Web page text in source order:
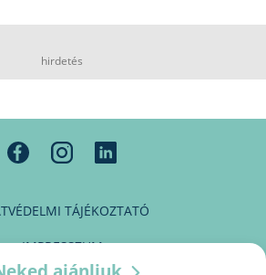
hirdetés
TÁJÉKOZTATÓ
IMPRESSZUM